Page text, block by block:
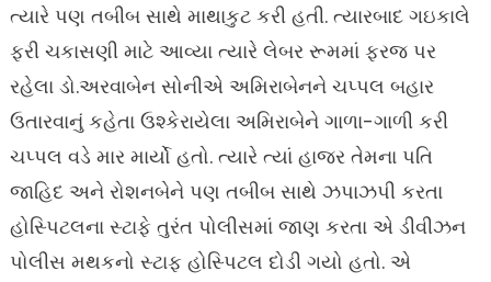
ત્યારે પણ તબીબ સાથે માથાકુટ કરી હતી. ત્યારબાદ ગઇકાલે
ફરી ચકાસણી માટે આવ્યા ત્યારે લેબર રૂમમાં ફરજ પર
રહેલા ડો.અરવાબેન સોનીએ અમિરાબેનને ચપ્પલ બહાર
ઉતારવાનું કહેતા ઉશ્કેરાયેલા અમિરાબેને ગાળા-ગાળી કરી
ચપ્પલ વડે માર માર્યો હતો. ત્યારે ત્યાં હાજર તેમના પતિ
જાહિદ અને રોશનબેને પણ તબીબ સાથે ઝપાઝપી કરતા
હોસ્પિટલના સ્ટાફે તુરંત પોલીસમાં જાણ કરતા એ ડીવીઝન
પોલીસ મથકનો સ્ટાફ હોસ્પિટલ દોડી ગયો હતો. એ